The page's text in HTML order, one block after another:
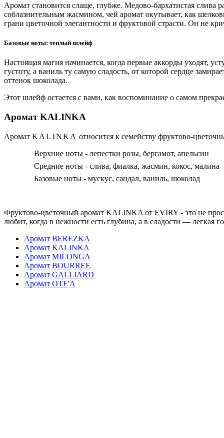
Аромат становится слаще, глубже. Медово-бархатистая слива
соблазнительным жасмином, чей аромат окутывает, как
грани цветочной элегантности и фруктовой страсти. Он не
Базовые ноты: теплый шлейф
Настоящая магия начинается, когда первые аккорды уходят,
густоту, а ваниль ту самую сладость, от которой сердце
оттенок шоколада.
Этот шлейф остается с вами, как воспоминание о самом
Аромат KALINKA
Аромат KALINKA относится к семейству фруктово-
Верхние ноты - лепестки розы, бергамот, апельсин
Средние ноты - слива, фиалка, жасмин, кокос, малина
Базовые ноты - мускус, сандал, ваниль, шоколад
Фруктово-цветочный аромат KALINKA от EVIRY - это не
любит, когда в нежности есть глубина, а в сладости — легкая
Аромат BEREZKA
Аромат KALINKA
Аромат MILONGA
Аромат BOURREE
Аромат GALLIARD
Аромат OTE'A